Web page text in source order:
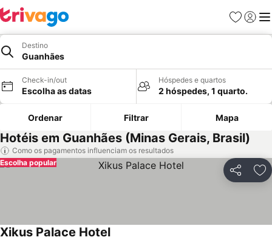
Favoritos
Iniciar
Destino
Guanhães
Check-in/out
Escolha as datas
Hóspedes e quartos
2 hóspedes, 1 quarto.
Ordenar Filtrar Mapa
Hotéis em Guanhães (Minas Gerais, Brasil)
Como os pagamentos influenciam os resultados
Partilhar
Escolha popular
Xikus Palace Hotel